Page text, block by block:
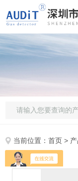
当前位置：首页 >